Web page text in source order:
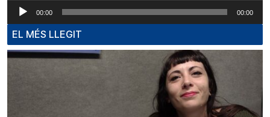
Reproductor
d'àudio
00:00 00:00
EL MÉS LLEGIT